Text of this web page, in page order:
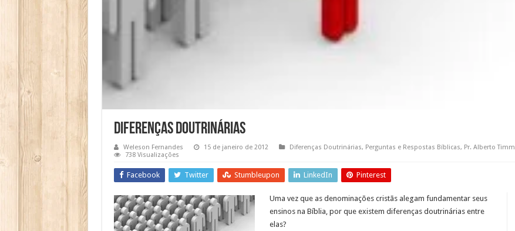
Diferenças doutrinárias
Weleson Fernandes 15 de janeiro de 2012 Diferenças Doutrinárias, Perguntas e Respostas Bíblicas, Pr. Alberto Timm
738 Visualizações
Facebook Twitter Stumbleupon LinkedIn Pinterest
Uma vez que as denominações cristãs alegam fundamentar seus
ensinos na Bíblia, por que existem diferenças doutrinárias entre
elas?